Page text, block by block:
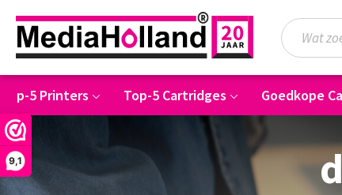
9,1
Top-5 Printers Top-5 Cartridges Goedkope